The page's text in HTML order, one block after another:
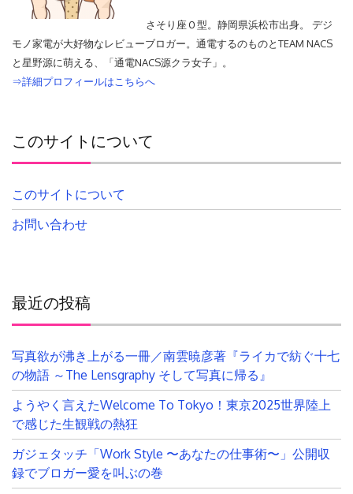
さそり座Ｏ型。静岡県浜松市出身。 デジ
モノ家電が大好物なレビューブロガー。通電するのものとTEAM NACS
と星野源に萌える、「通電NACS源クラ女子」。
⇒詳細プロフィールはこちらへ
このサイトについて
このサイトについて
お問い合わせ
最近の投稿
写真欲が沸き上がる一冊／南雲暁彦著『ライカで紡ぐ十七
の物語 ～The Lensgraphy そして写真に帰る』
ようやく言えたWelcome To Tokyo！東京2025世界陸上
で感じた生観戦の熱狂
ガジェタッチ「Work Style 〜あなたの仕事術〜」公開収
録でブロガー愛を叫ぶの巻